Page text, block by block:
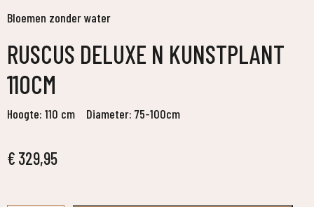
Bloemen zonder water
RUSCUS DELUXE N KUNSTPLANT
110CM
Hoogte: 110 cm Diameter: 75-100cm
€ 329,95